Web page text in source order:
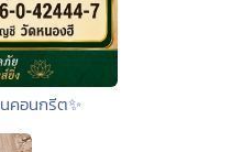
คอนกรีต✨